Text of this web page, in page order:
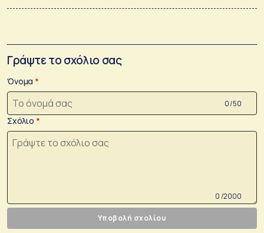
Γράψτε το σχόλιο σας
Όνομα
0 /50
Σχόλιο
0 /2000
Υποβολή σχολίου